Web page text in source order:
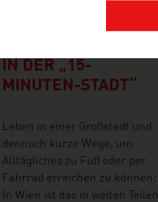
IN DER „15-
MINUTEN-STADT“
Leben in einer Großstadt und
dennoch kurze Wege, um
Alltägliches zu Fuß oder per
Fahrrad erreichen zu können:
In Wien ist das in weiten Teilen